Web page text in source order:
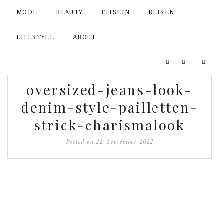
MODE BEAUTY FITSEIN REISEN
LIFESTYLE ABOUT
oversized-jeans-look-
denim-style-pailletten-
strick-charismalook
Posted on22. September 2022